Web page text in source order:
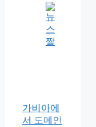
가비아에
서 도메인